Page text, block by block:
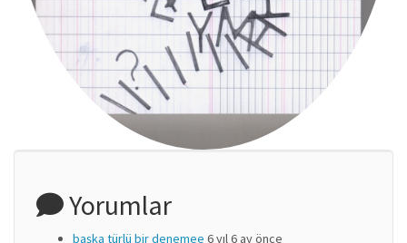
Yorumlar
başka türlü bir denemee 6 yıl 6 ay önce